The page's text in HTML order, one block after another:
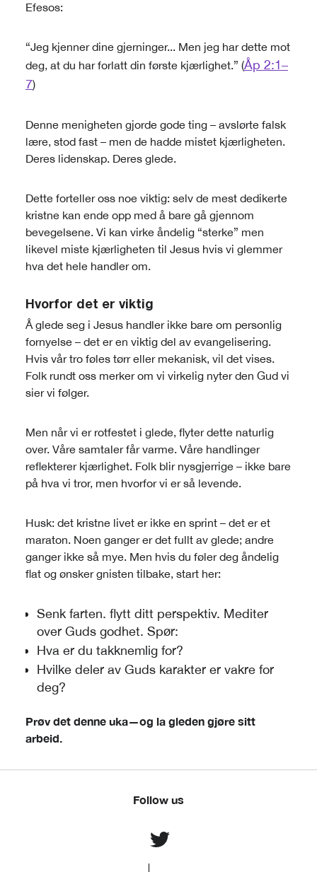
Efesos:
“Jeg kjenner dine gjerninger... Men jeg har dette mot
deg, at du har forlatt din første kjærlighet.” (Åp 2:1–
7)
Denne menigheten gjorde gode ting – avslørte falsk
lære, stod fast – men de hadde mistet kjærligheten.
Deres lidenskap. Deres glede.
Dette forteller oss noe viktig: selv de mest dedikerte
kristne kan ende opp med å bare gå gjennom
bevegelsene. Vi kan virke åndelig “sterke” men
likevel miste kjærligheten til Jesus hvis vi glemmer
hva det hele handler om.
Hvorfor det er viktig
Å glede seg i Jesus handler ikke bare om personlig
fornyelse – det er en viktig del av evangelisering.
Hvis vår tro føles tørr eller mekanisk, vil det vises.
Folk rundt oss merker om vi virkelig nyter den Gud vi
sier vi følger.
Men når vi er rotfestet i glede, flyter dette naturlig
over. Våre samtaler får varme. Våre handlinger
reflekterer kjærlighet. Folk blir nysgjerrige – ikke bare
på hva vi tror, men hvorfor vi er så levende.
Husk: det kristne livet er ikke en sprint – det er et
maraton. Noen ganger er det fullt av glede; andre
ganger ikke så mye. Men hvis du føler deg åndelig
flat og ønsker gnisten tilbake, start her:
Senk farten. flytt ditt perspektiv. Mediter
over Guds godhet. Spør:
Hva er du takknemlig for?
Hvilke deler av Guds karakter er vakre for
deg?
Prøv det denne uka—og la gleden gjøre sitt
arbeid.
Follow us